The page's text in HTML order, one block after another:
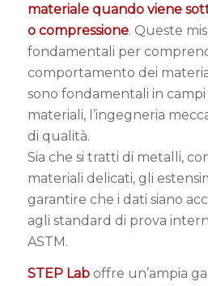
materiale quando viene
o compressione. Queste
fondamentali per
comportamento dei
sono fondamentali in campi
materiali, l’ingegneria
di qualità.
Sia che si tratti di metalli,
materiali delicati, gli
garantire che i dati siano
agli standard di prova
ASTM.
STEP Laboffre un’ampia